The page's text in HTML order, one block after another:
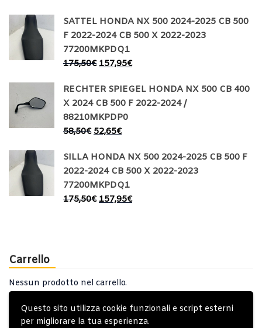
Questo sito utilizza cookie funzionali e script esterni
per migliorare la tua esperienza.
SATTEL HONDA NX 500 2024-2025 CB 500
F 2022-2024 CB 500 X 2022-2023
77200MKPDQ1
175,50€ 157,95€
RECHTER SPIEGEL HONDA NX 500 CB 400
X 2024 CB 500 F 2022-2024 /
88210MKPDP0
58,50€ 52,65€
SILLA HONDA NX 500 2024-2025 CB 500 F
2022-2024 CB 500 X 2022-2023
77200MKPDQ1
175,50€ 157,95€
Carrello
Nessun prodotto nel carrello.